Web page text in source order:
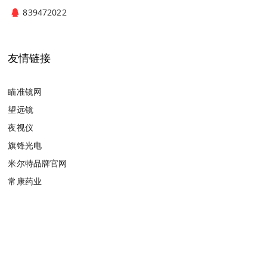
839472022
友情链接
瞄准镜网
望远镜
夜视仪
旗锋光电
米尔特品牌官网
常康药业